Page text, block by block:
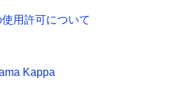
用許可について
Kappa